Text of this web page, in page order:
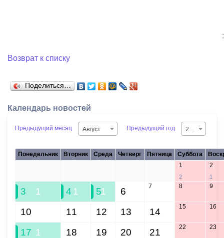
:
Возврат к списку
Поделиться…
Календарь новостей
Предыдущий месяц Август Предыдущий год
Понедельник Вторник Среда Четверг Пятница Суббота
1
2
2
1
3 1 4 1 51 6 7 8 9
10 11 12 13 14 15 16
17 1 18 19 20 21 22 23